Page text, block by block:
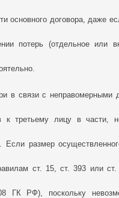
основного договора, даже
потерь (отдельное или
в связи с неправомерными
к третьему лицу в части,
размер
ст. 15, ст. 393 или
ГК РФ), поскольку